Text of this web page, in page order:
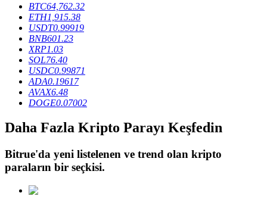
Kripto destekli borçlanma hizmeti
BTC64,762.32
ETH1,915.38
USDT0.99919
BNB601.23
XRP1.03
SOL76.40
USDC0.99871
ADA0.19617
AVAX6.48
DOGE0.07002
Daha Fazla Kripto Parayı Keşfedin
Bitrue'da yeni listelenen ve trend olan kripto
paraların bir seçkisi.